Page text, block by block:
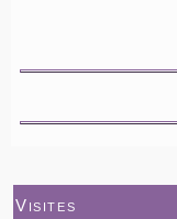
Visites